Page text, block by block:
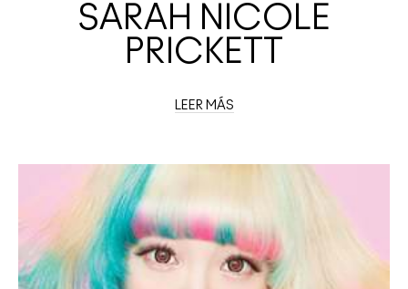
SARAH NICOLE
PRICKETT
LEER MÁS